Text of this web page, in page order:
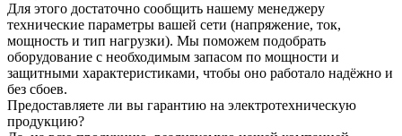
Для этого достаточно сообщить нашему менеджеру
технические параметры вашей сети (напряжение, ток,
мощность и тип нагрузки). Мы поможем подобрать
оборудование с необходимым запасом по мощности и
защитными характеристиками, чтобы оно работало надёжно и
без сбоев.
Предоставляете ли вы гарантию на электротехническую
продукцию?